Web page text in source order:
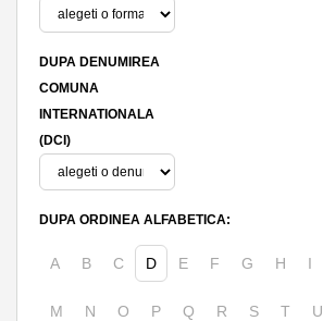
DUPA DENUMIREA
COMUNA
INTERNATIONALA
(DCI)
DUPA ORDINEA ALFABETICA:
A B C D E F G H I
M N O P Q R S T U